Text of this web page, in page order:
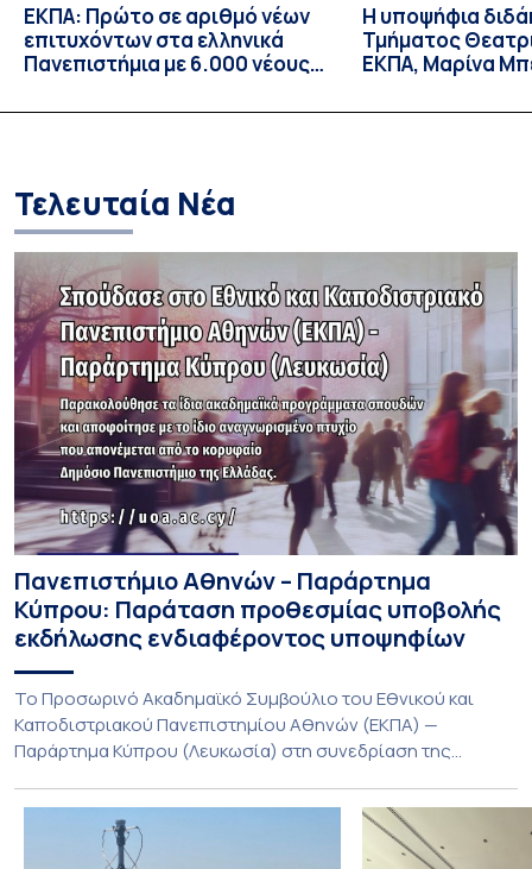
ΕΚΠΑ: Πρώτο σε αριθμό νέων
επιτυχόντων στα ελληνικά
Πανεπιστήμια με 6.000 νέους
επιλογή για τους
Η υποψήφια
Τμήματος
ΕΚΠΑ, Μαρίνα
Επισκέπτρια
Τελευταία Νέα
Πανεπιστήμιο Αθηνών – Παράρτημα
Κύπρου: Παράταση προθεσμίας υποβολής
εκδήλωσης ενδιαφέροντος υποψηφίων
Το Προσωρινό Ακαδημαϊκό Συμβούλιο του Εθνικού και
Καποδιστριακού Πανεπιστημίου Αθηνών (ΕΚΠΑ) —
Παράρτημα Κύπρου (Λευκωσία) στη συνεδρίαση της
παράταση της προθεσμίας υποβολής εκδήλωσης
ενδιαφέροντος για την φοίτηση σε Προγράμματα Σπουδών,
Τμημάτων του Πανεπιστημίου μας στο Παράρτημα Κύπρου